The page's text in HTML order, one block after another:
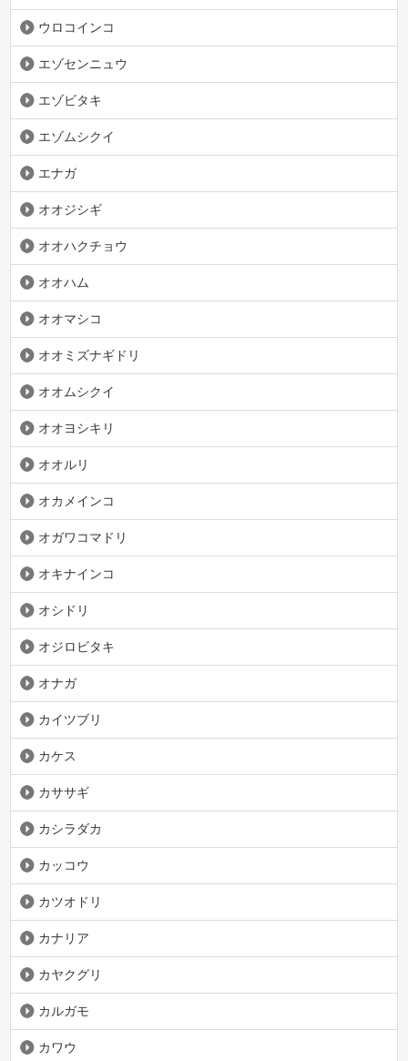
ウロコインコ
エゾセンニュウ
エゾビタキ
エゾムシクイ
エナガ
オオジシギ
オオハクチョウ
オオハム
オオマシコ
オオミズナギドリ
オオムシクイ
オオヨシキリ
オオルリ
オカメインコ
オガワコマドリ
オキナインコ
オシドリ
オジロビタキ
オナガ
カイツブリ
カケス
カササギ
カシラダカ
カッコウ
カツオドリ
カナリア
カヤクグリ
カルガモ
カワウ